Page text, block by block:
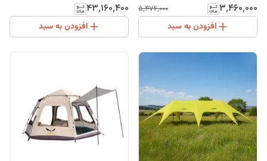
۳٬۴۶۰٬۰۰۰ ۵٬۴۷۶٬۰۰۰
افزودن به سبد
۴۳٬۱۶۰٬۴۰۰
افزودن به سبد